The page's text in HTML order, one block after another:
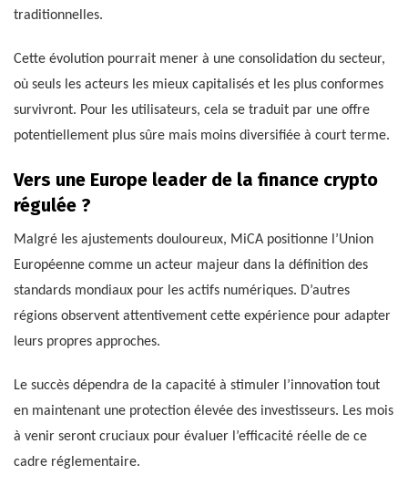
traditionnelles.
Cette évolution pourrait mener à une consolidation du secteur,
où seuls les acteurs les mieux capitalisés et les plus conformes
survivront. Pour les utilisateurs, cela se traduit par une offre
potentiellement plus sûre mais moins diversifiée à court terme.
Vers une Europe leader de la finance crypto
régulée ?
Malgré les ajustements douloureux, MiCA positionne l’Union
Européenne comme un acteur majeur dans la définition des
standards mondiaux pour les actifs numériques. D’autres
régions observent attentivement cette expérience pour adapter
leurs propres approches.
Le succès dépendra de la capacité à stimuler l’innovation tout
en maintenant une protection élevée des investisseurs. Les mois
à venir seront cruciaux pour évaluer l’efficacité réelle de ce
cadre réglementaire.